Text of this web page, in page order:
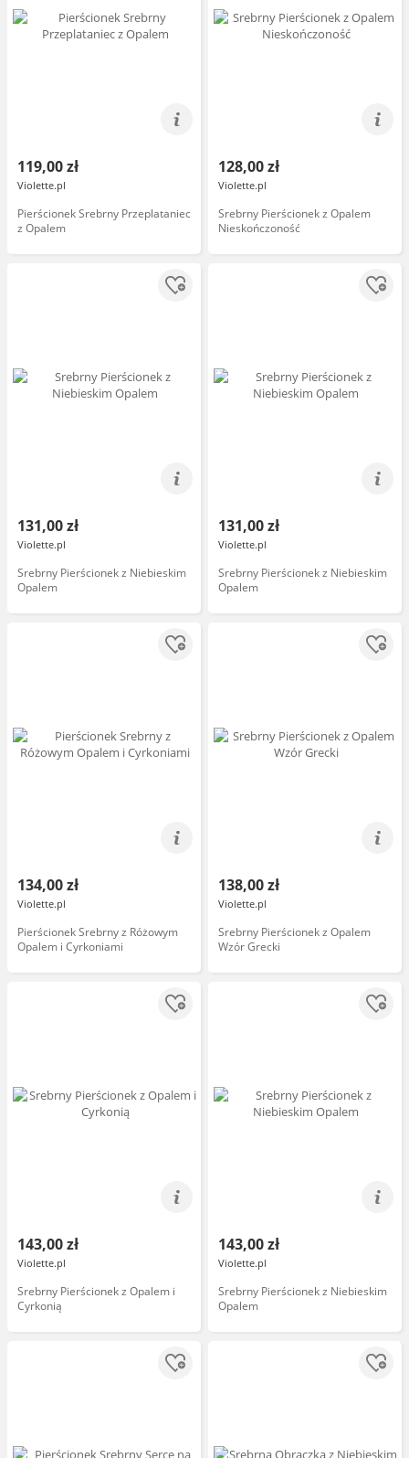
119,00 zł
Violette.pl
Pierścionek Srebrny Przeplataniec
z Opalem
128,00 zł
Violette.pl
Srebrny Pierścionek z Opalem
Nieskończoność
131,00 zł
Violette.pl
Srebrny Pierścionek z Niebieskim
Opalem
131,00 zł
Violette.pl
Srebrny Pierścionek z Niebieskim
Opalem
134,00 zł
Violette.pl
Pierścionek Srebrny z Różowym
Opalem i Cyrkoniami
138,00 zł
Violette.pl
Srebrny Pierścionek z Opalem
Wzór Grecki
143,00 zł
Violette.pl
Srebrny Pierścionek z Opalem i
Cyrkonią
143,00 zł
Violette.pl
Srebrny Pierścionek z Niebieskim
Opalem